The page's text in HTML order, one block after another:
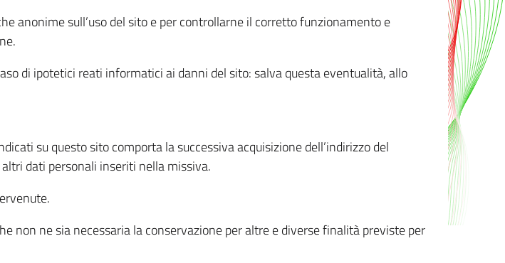
anonime sull’uso del sito e per controllarne il corretto funzionamento e
di ipotetici reati informatici ai danni del sito: salva questa eventualità, allo
su questo sito comporta la successiva acquisizione dell’indirizzo del
dati personali inseriti nella missiva.
non ne sia necessaria la conservazione per altre e diverse finalità previste per